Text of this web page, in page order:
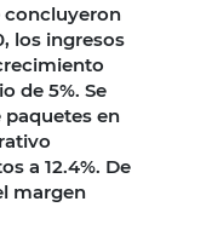
concluyeron
los ingresos
de 5%. Se
en
a 12.4%. De
margen